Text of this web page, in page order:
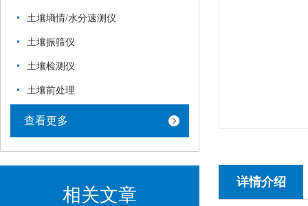
土壤墒情/水分速测仪
土壤振筛仪
土壤检测仪
土壤前处理
查看更多
相关文章
详情介绍